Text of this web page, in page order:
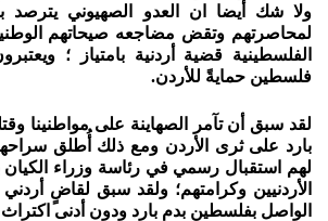
ولا شك أيضا ان العدو الصهيوني يترصد
لمحاصرتهم وتقض مضاجعه صيحاتهم
الفلسطينية قضية أردنية بامتياز ؛
فلسطين حمايةً للأردن.
لقد سبق أن تآمر الصهاينة على مواطنينا
بارد على ثرى الأردن ومع ذلك أُطلق
لهم استقبال رسمي في رئاسة وزراء الكيان
الأردنيين وكرامتهم؛ ولقد سبق لقاضٍ
الواصل بفلسطين بدمٍ بارد ودون أدنى